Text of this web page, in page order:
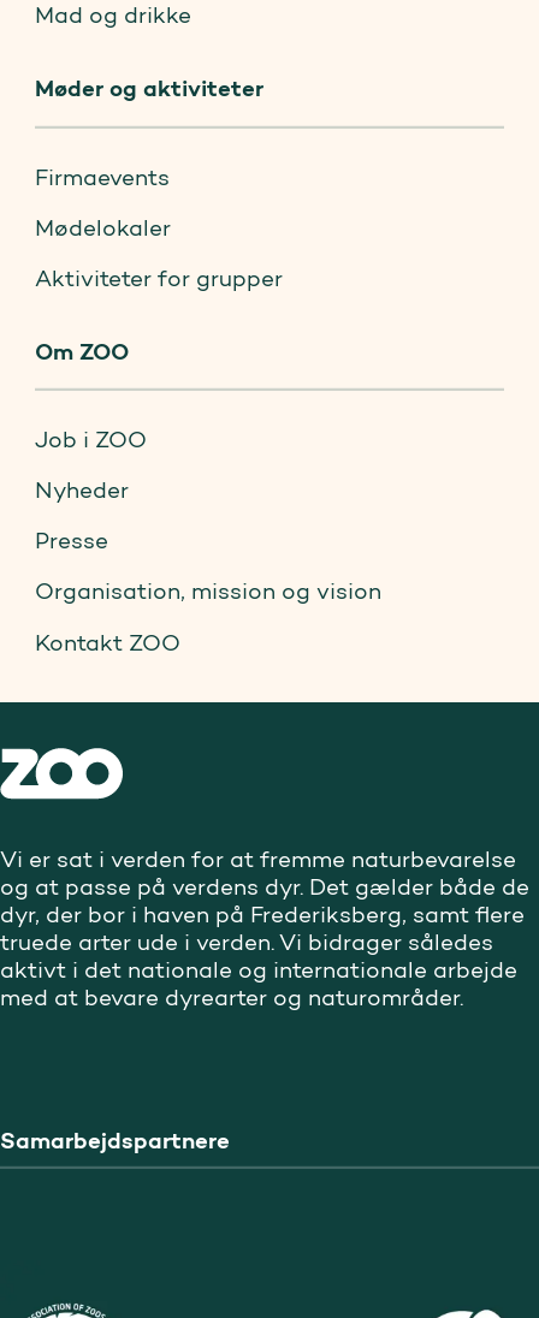
Mad og drikke
Møder og aktiviteter
Firmaevents
Mødelokaler
Aktiviteter for grupper
Om ZOO
Job i ZOO
Nyheder
Presse
Organisation, mission og vision
Kontakt ZOO
Vi er sat i verden for at fremme naturbevarelse
og at passe på verdens dyr. Det gælder både de
dyr, der bor i haven på Frederiksberg, samt flere
truede arter ude i verden. Vi bidrager således
aktivt i det nationale og internationale arbejde
med at bevare dyrearter og naturområder.
Samarbejdspartnere